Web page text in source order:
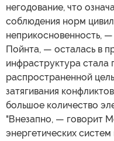
негодование, что
соблюдения норм
неприкосновенность,
Пойнта, — осталась в
инфраструктура стала
распространенной
затягивания
большое количество
"Внезапно, — говорит
энергетических